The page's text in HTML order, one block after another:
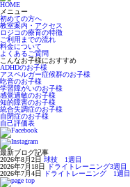
HOME
メニュー
初めての方へ
教室案内・アクセス
ロジコの療育の特徴
ご利用までの流れ
料金について
よくあるご質問
こんなお子様におすすめ
ADHDのお子様
アスペルガー症候群のお子様
吃音のお子様
学習障がいのお子様
感覚過敏のお子様
知的障害のお子様
統合失調症のお子様
自閉症のお子様
自己評価表
最新ブログ記事
2026年8月2日 球技 1週目
2026年7月18日
ドライトレーニング3週目
2026年7月4日
ドライトレーニング 1週目